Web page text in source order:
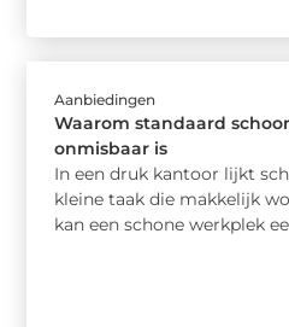
Aanbiedingen
Waarom standaard
onmisbaar is
In een druk kantoor lijkt
kleine taak die makkelijk
kan een schone werkplek